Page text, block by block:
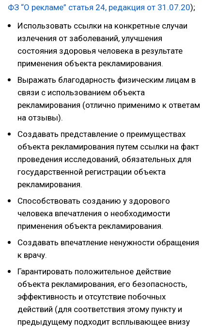
ФЗ “О рекламе” статья 24, редакция от 31.07.20);
Использовать ссылки на конкретные случаи
излечения от заболеваний, улучшения
состояния здоровья человека в результате
применения объекта рекламирования.
Выражать благодарность физическим лицам в
связи с использованием объекта
рекламирования (отлично применимо к ответам
на отзывы).
Создавать представление о преимуществах
объекта рекламирования путем ссылки на факт
проведения исследований, обязательных для
государственной регистрации объекта
рекламирования.
Способствовать созданию у здорового
человека впечатления о необходимости
применения объекта рекламирования.
Создавать впечатление ненужности обращения
к врачу.
Гарантировать положительное действие
объекта рекламирования, его безопасность,
эффективность и отсутствие побочных
действий (для соответствия этому пункту и
предыдущему подходит всплывающее внизу